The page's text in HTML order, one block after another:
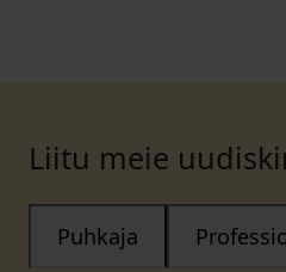
Liitu meie
Puhkaja